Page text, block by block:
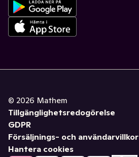
© 2026 Mathem
Tillgänglighetsredogörelse
GDPR
Försäljnings- och användarvillkor
Hantera cookies